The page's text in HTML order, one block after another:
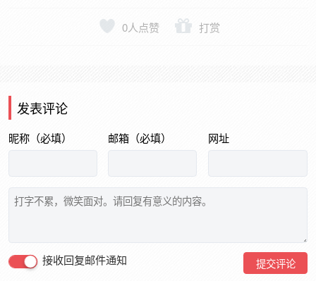
0人点赞 打赏
发表评论
昵称（必填） 邮箱（必填） 网址
接收回复邮件通知 提交评论